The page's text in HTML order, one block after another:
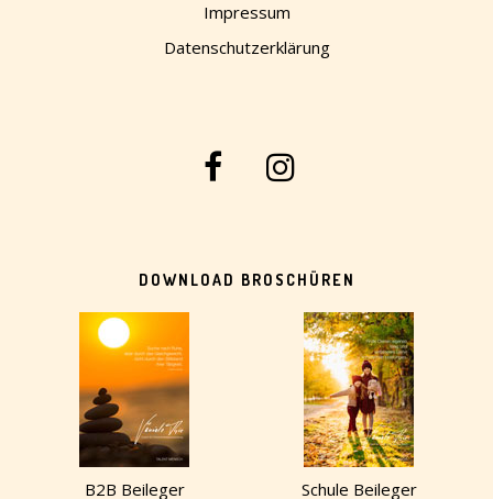
Impressum
Datenschutzerklärung
DOWNLOAD BROSCHÜREN
B2B Beileger Schule Beileger